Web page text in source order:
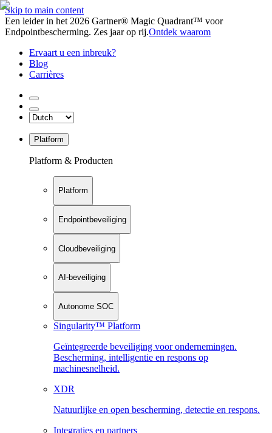
Skip to main content
Een leider in het 2026 Gartner® Magic Quadrant™ voor
Endpointbescherming. Zes jaar op rij.Ontdek waarom
Ervaart u een inbreuk?
Blog
Carrières
Platform
Platform & Producten
Platform
Endpointbeveiliging
Cloudbeveiliging
AI-beveiliging
Autonome SOC
Singularity™ Platform
Geïntegreerde beveiliging voor ondernemingen.
Bescherming, intelligentie en respons op
machinesnelheid.
XDR
Natuurlijke en open bescherming, detectie en respons.
Integraties en partners